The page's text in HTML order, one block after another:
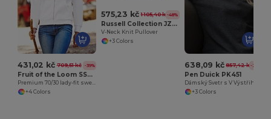
431,02 kč 709,51 kč -39%
Fruit of the Loom SS310
Premium 70/30 lady-fit sweatshirt jacket
+4 Colors
575,23 kč 1 105,40 kč-48%
Russell Collection JZ710
V-Neck Knit Pullover
+3 Colors
638,09 kč 857,42 kč-26%
Pen Duick PK451
+3 Colors